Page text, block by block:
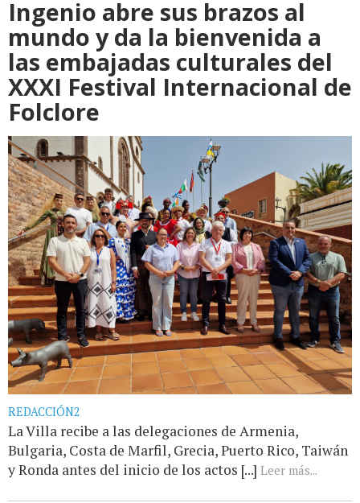
Ingenio abre sus brazos al
mundo y da la bienvenida a
las embajadas culturales del
XXXI Festival Internacional de
Folclore
REDACCIÓN2
La Villa recibe a las delegaciones de Armenia,
Bulgaria, Costa de Marfil, Grecia, Puerto Rico, Taiwán
y Ronda antes del inicio de los actos [...] Leer más...